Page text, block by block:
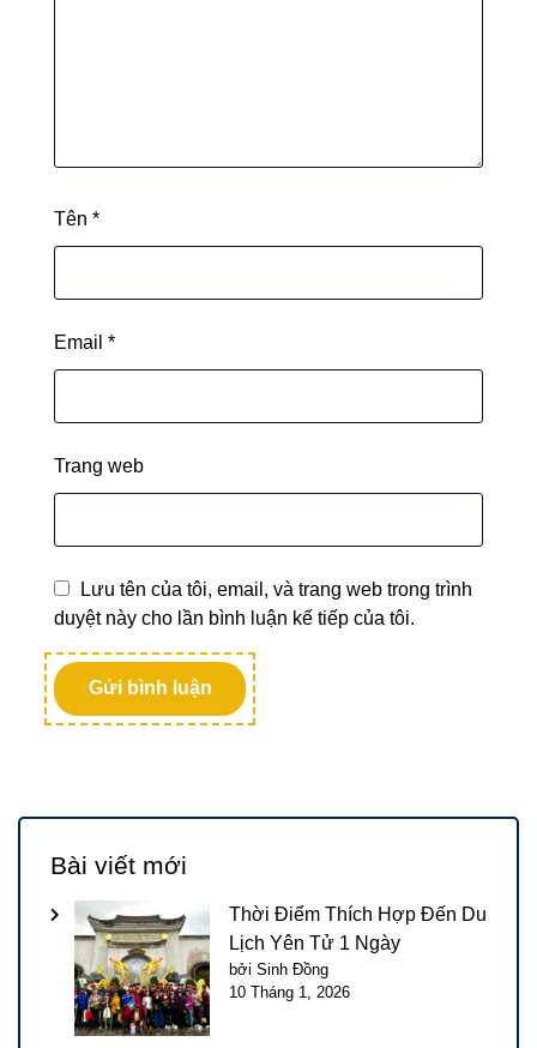
Tên *
Email *
Trang web
Lưu tên của tôi, email, và trang web trong trình
duyệt này cho lần bình luận kế tiếp của tôi.
Bài viết mới
Thời Điểm Thích Hợp Đến Du
Lịch Yên Tử 1 Ngày
bởi Sinh Đồng
10 Tháng 1, 2026